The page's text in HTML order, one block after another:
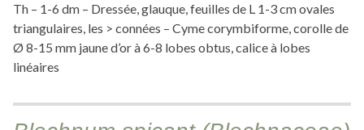
Th – 1-6 dm – Dressée, glauque, feuilles de L 1-3 cm ovales
triangulaires, les > connées – Cyme corymbiforme, corolle de
Ø 8-15 mm jaune d’or à 6-8 lobes obtus, calice à lobes
linéaires